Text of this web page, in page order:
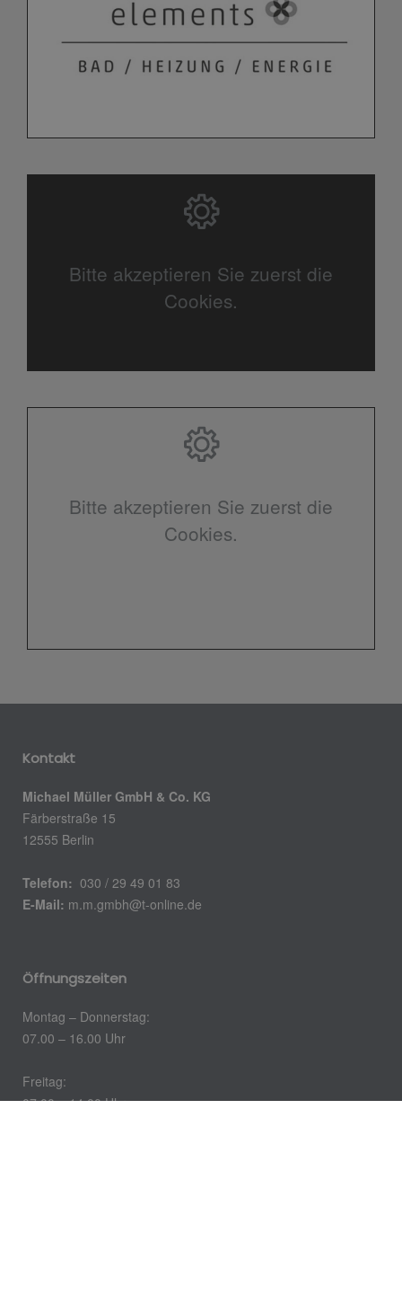
Bitte akzeptieren Sie zuerst die
Cookies.
Bitte akzeptieren Sie zuerst die
Cookies.
Kontakt
Michael Müller GmbH & Co. KG
Färberstraße 15
12555 Berlin
Telefon: 030 / 29 49 01 83
E-Mail: m.m.gmbh@t-online.de
Öffnungszeiten
Montag – Donnerstag:
07.00 – 16.00 Uhr
Freitag:
07.00 – 14.00 Uhr